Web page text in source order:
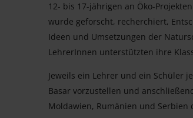
12- bis 17-jährigen an Öko-
wurde geforscht, recherchiert,
Ideen und Umsetzungen der
LehrerInnen unterstützten ihre
Jeweils ein Lehrer und ein Schüler
Basar vorzustellen und
Moldawien, Rumänien und Serbien